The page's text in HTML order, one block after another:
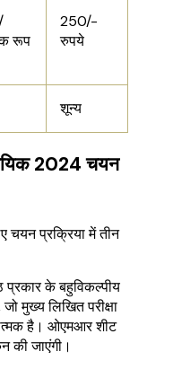
रूप
250/-
रुपये
शून्य
2024 चयन
चयन प्रक्रिया में तीन
प्रकार के बहुविकल्पीय
मुख्य लिखित परीक्षा
है। ओएमआर शीट
की जाएंगी।